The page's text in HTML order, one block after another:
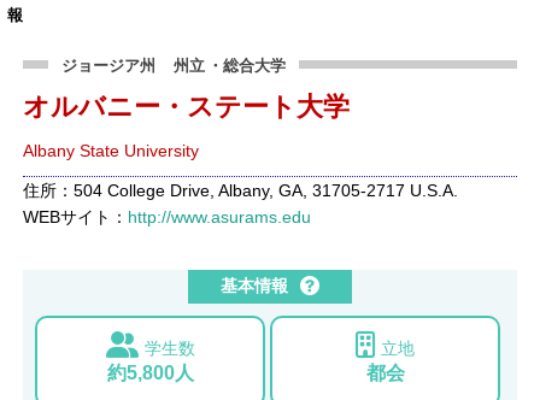
報
ジョージア州 州立 ・総合大学
オルバニー・ステート大学
Albany State University
住所：504 College Drive, Albany, GA, 31705-2717 U.S.A.
WEBサイト： http://www.asurams.edu
基本情報
学生数
約5,800人
立地
都会